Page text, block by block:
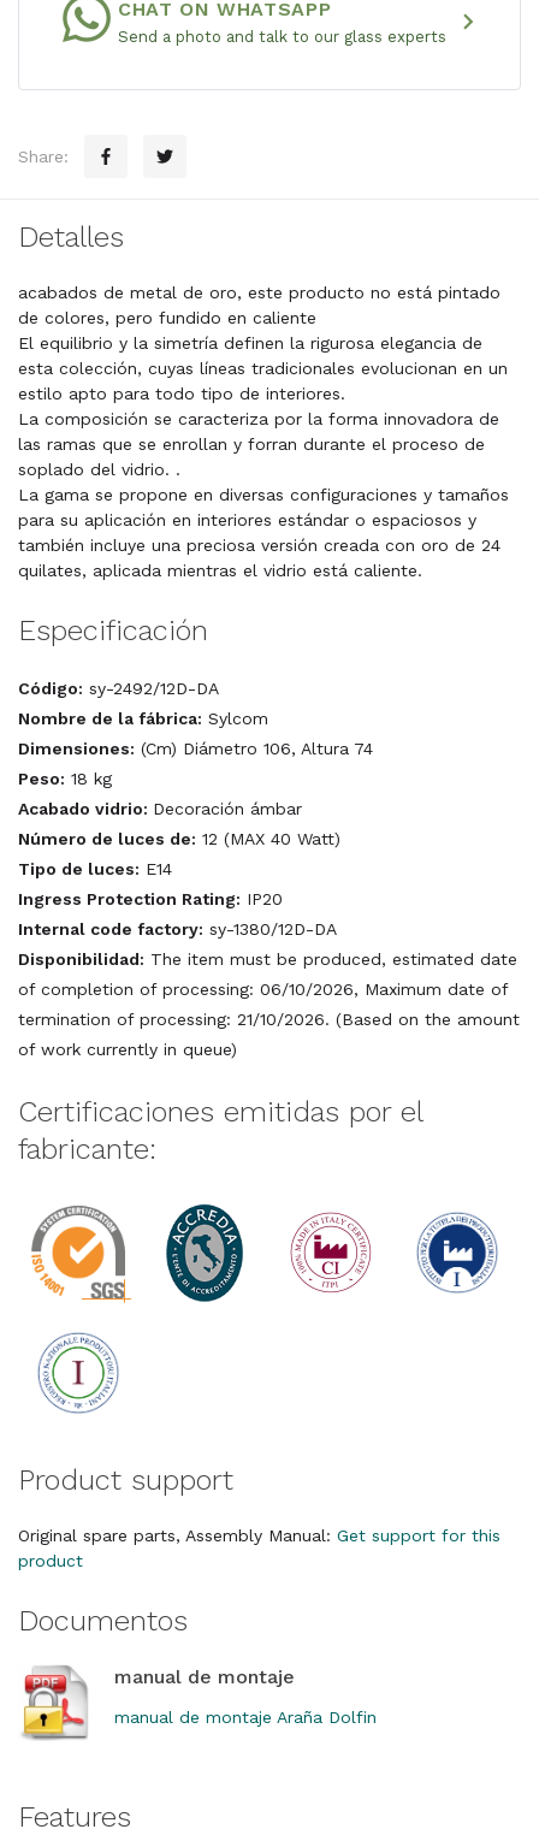
CHAT ON WHATSAPP
Send a photo and talk to our glass experts chevron_right
Share:
Detalles
acabados de metal de oro, este producto no está pintado
de colores, pero fundido en caliente
El equilibrio y la simetría definen la rigurosa elegancia de
esta colección, cuyas líneas tradicionales evolucionan en un
estilo apto para todo tipo de interiores.
La composición se caracteriza por la forma innovadora de
las ramas que se enrollan y forran durante el proceso de
soplado del vidrio. .
La gama se propone en diversas configuraciones y tamaños
para su aplicación en interiores estándar o espaciosos y
también incluye una preciosa versión creada con oro de 24
quilates, aplicada mientras el vidrio está caliente.
Especificación
Código: sy-2492/12D-DA
Nombre de la fábrica: Sylcom
Dimensiones: (Cm) Diámetro 106, Altura 74
Peso: 18 kg
Acabado vidrio: Decoración ámbar
Número de luces de: 12 (MAX 40 Watt)
Tipo de luces: E14
Ingress Protection Rating: IP20
Internal code factory: sy-1380/12D-DA
Disponibilidad: The item must be produced, estimated date
of completion of processing: 06/10/2026, Maximum date of
termination of processing: 21/10/2026. (Based on the amount
of work currently in queue)
Certificaciones emitidas por el
fabricante:
Product support
Original spare parts, Assembly Manual: Get support for this
product
Documentos
manual de montaje
manual de montaje Araña Dolfin
Features